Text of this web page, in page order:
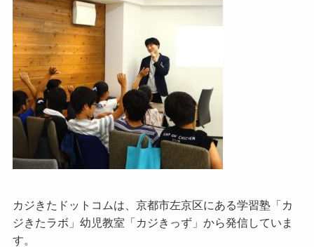
カジきたドットコムは、京都市左京区にある学習塾「カ
ジきたラボ」幼児教室「カジきっず」から発信していま
す。